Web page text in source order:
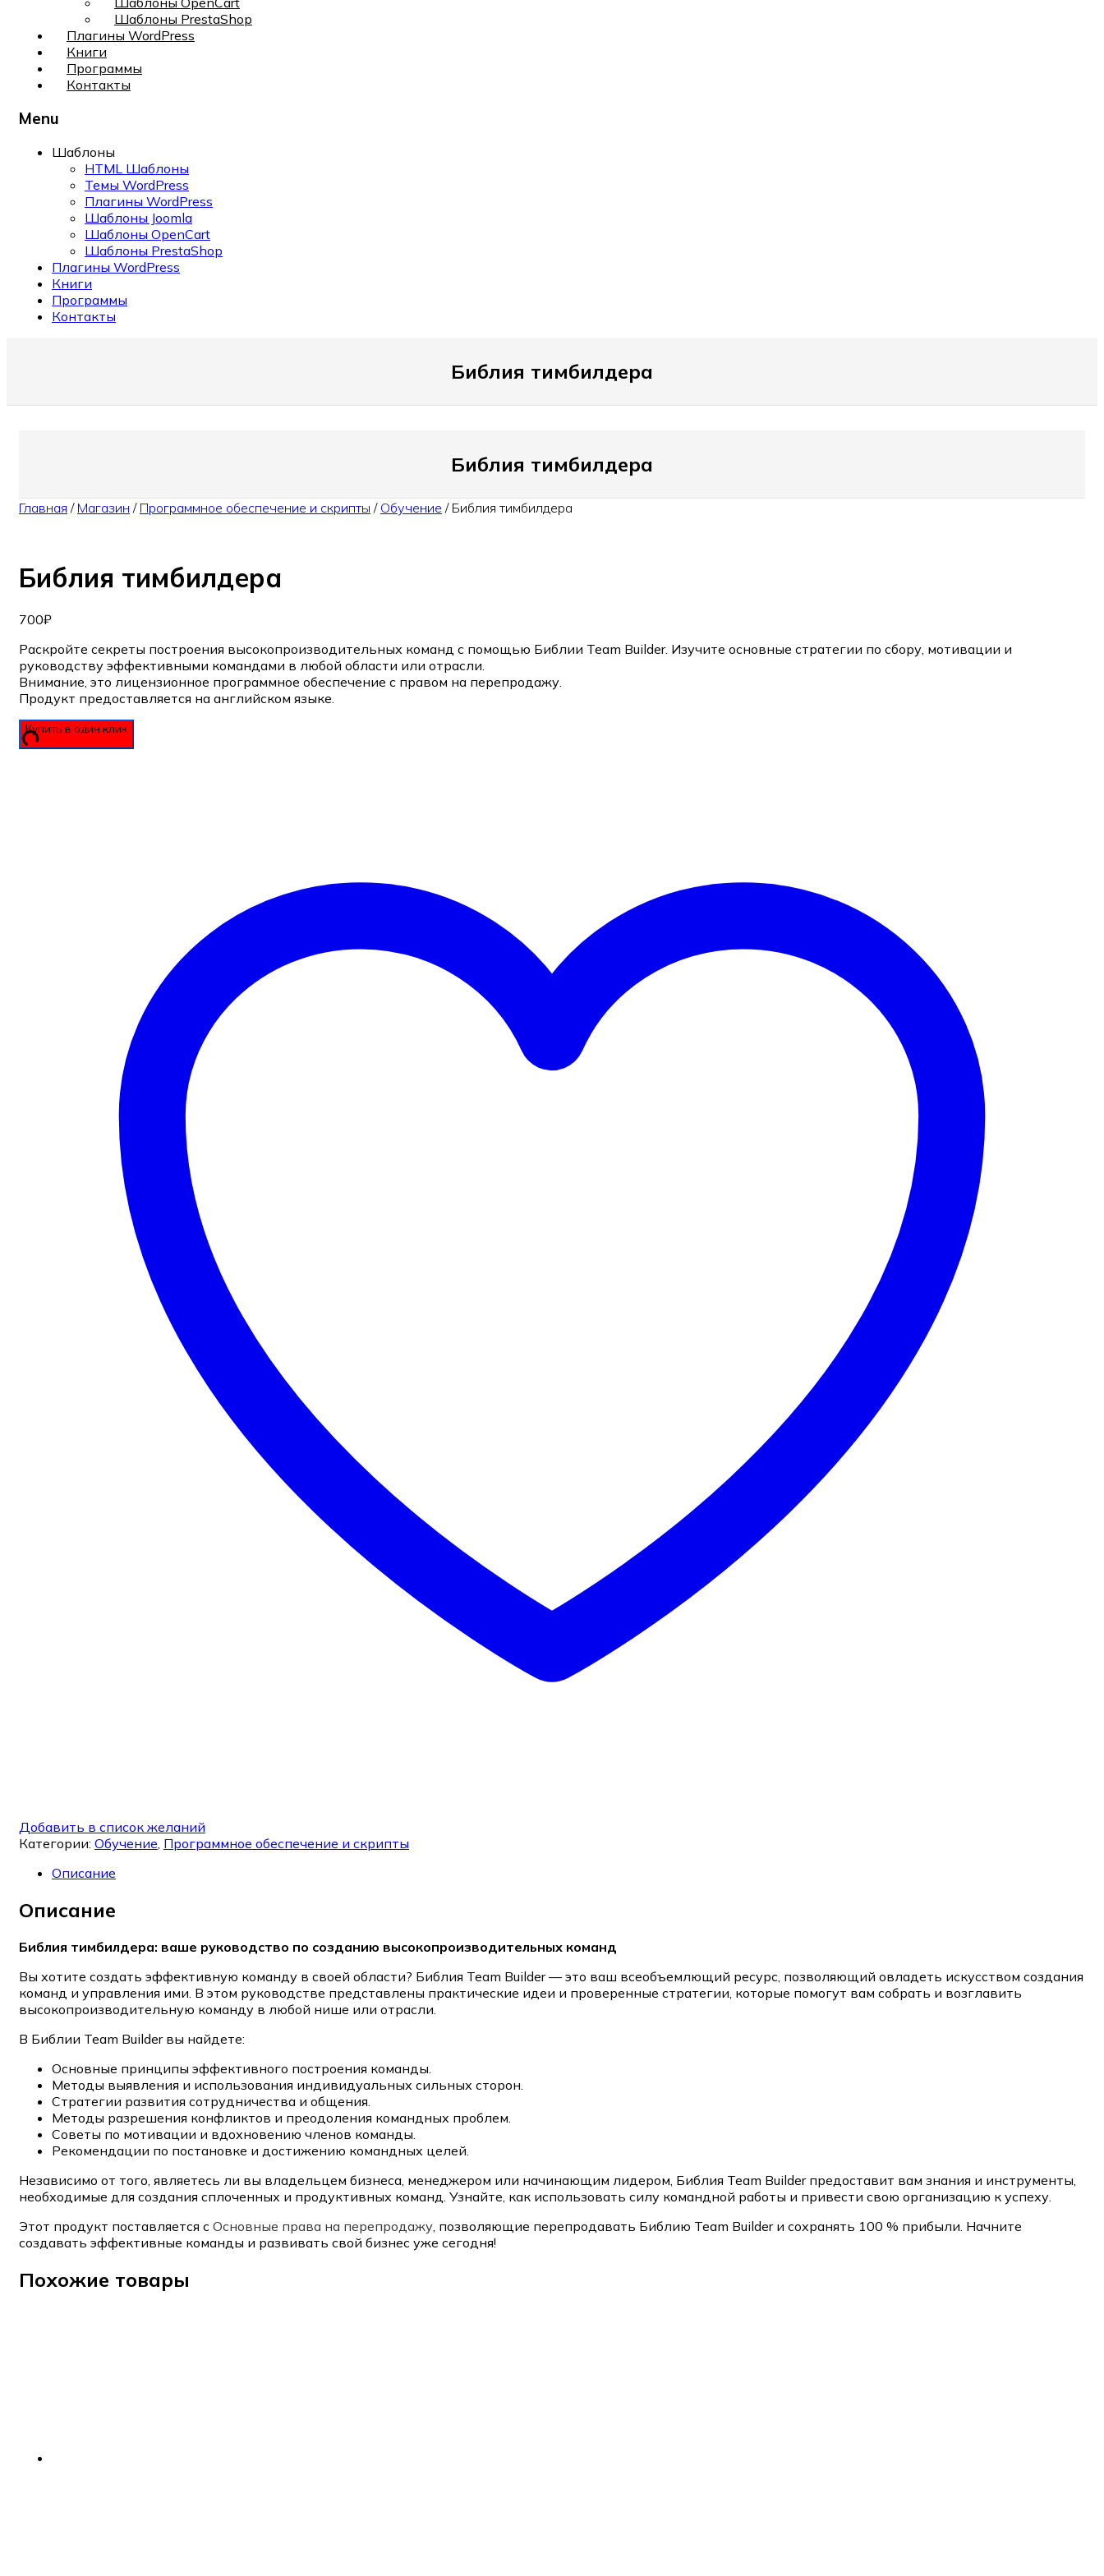
Шаблоны PrestaShop
Плагины WordPress
Книги
Программы
Контакты
Menu
Шаблоны
HTML Шаблоны
Темы WordPress
Плагины WordPress
Шаблоны Joomla
Шаблоны OpenCart
Шаблоны PrestaShop
Плагины WordPress
Книги
Программы
Контакты
Библия тимбилдера
Библия тимбилдера
Главная / Магазин / Программное обеспечение и скрипты / Обучение / Библия тимбилдера
Библия тимбилдера
700₽
Раскройте секреты построения высокопроизводительных команд с помощью Библии Team Builder. Изучите основные стратегии по сбору, мотивации и
руководству эффективными командами в любой области или отрасли.
Внимание, это лицензионное программное обеспечение с правом на перепродажу.
Продукт предоставляется на английском языке.
Купить в один клик
Добавить в список желаний
Категории: Обучение, Программное обеспечение и скрипты
Описание
Описание
Библия тимбилдера: ваше руководство по созданию высокопроизводительных команд
Вы хотите создать эффективную команду в своей области? Библия Team Builder — это ваш всеобъемлющий ресурс, позволяющий овладеть искусством создания
команд и управления ими. В этом руководстве представлены практические идеи и проверенные стратегии, которые помогут вам собрать и возглавить
высокопроизводительную команду в любой нише или отрасли.
В Библии Team Builder вы найдете:
Основные принципы эффективного построения команды.
Методы выявления и использования индивидуальных сильных сторон.
Стратегии развития сотрудничества и общения.
Методы разрешения конфликтов и преодоления командных проблем.
Советы по мотивации и вдохновению членов команды.
Рекомендации по постановке и достижению командных целей.
Независимо от того, являетесь ли вы владельцем бизнеса, менеджером или начинающим лидером, Библия Team Builder предоставит вам знания и инструменты,
необходимые для создания сплоченных и продуктивных команд. Узнайте, как использовать силу командной работы и привести свою организацию к успеху.
Этот продукт поставляется с Основные права на перепродажу , позволяющие перепродавать Библию Team Builder и сохранять 100 % прибыли. Начните
создавать эффективные команды и развивать свой бизнес уже сегодня!
Похожие товары